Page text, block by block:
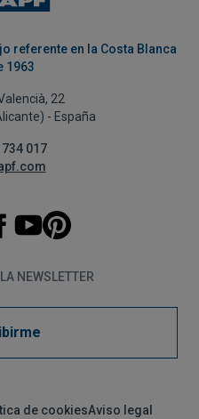
referente en la Costa Blanca
1963
22
- España
017
NEWSLETTER
de cookiesAviso legal